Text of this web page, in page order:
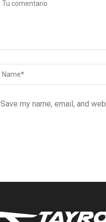
Save my name, email, and